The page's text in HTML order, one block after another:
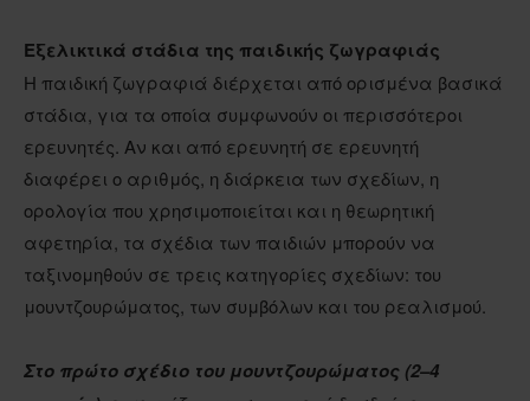
Εξελικτικά στάδια της παιδικής ζωγραφιάς
Η παιδική ζωγραφιά διέρχεται από ορισμένα βασικά
στάδια, για τα οποία συμφωνούν οι περισσότεροι
ερευνητές. Αν και από ερευνητή σε ερευνητή
διαφέρει ο αριθμός, η διάρκεια των σχεδίων, η
ορολογία που χρησιμοποιείται και η θεωρητική
αφετηρία, τα σχέδια των παιδιών μπορούν να
ταξινομηθούν σε τρεις κατηγορίες σχεδίων: του
μουντζουρώματος, των συμβόλων και του ρεαλισμού.
Στο πρώτο σχέδιο του μουντζουρώματος (2–4